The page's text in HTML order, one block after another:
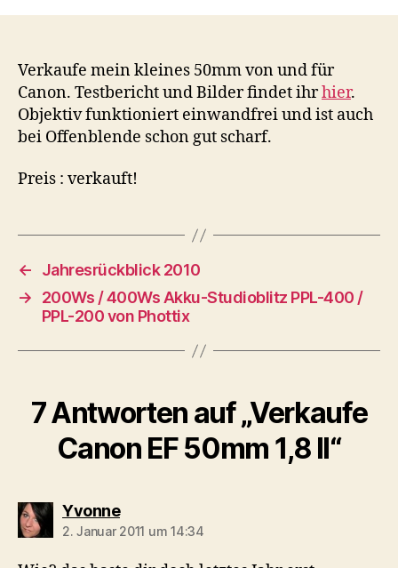
1,8
II
Verkaufe mein kleines 50mm von und für
Canon. Testbericht und Bilder findet ihrhier.
Objektiv funktioniert einwandfrei und ist auch
bei Offenblende schon gut scharf.
Preis : verkauft!
←
Jahresrückblick 2010
→
200Ws / 400Ws Akku-Studioblitz PPL-400 /
PPL-200 von Phottix
7 Antworten auf „Verkaufe
Canon EF 50mm 1,8 II“
Yvonnesagt:
2. Januar 2011 um 14:34